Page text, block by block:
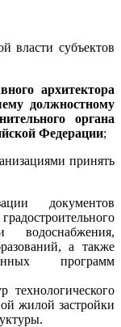
власти субъектов
архитектора
должностному
органа
Федерации;
принять
документов
а также
программ
жилой застройки